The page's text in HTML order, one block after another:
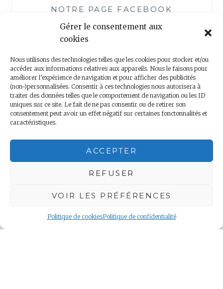
Gérer le consentement aux
cookies
Nous utilisons des technologies telles que les cookies pour stocker et/ou
accéder aux informations relatives aux appareils. Nous le faisons pour
améliorer l’expérience de navigation et pour afficher des publicités
(non-)personnalisées. Consentir à ces technologies nous autorisera à
traiter des données telles que le comportement de navigation ou les ID
uniques sur ce site. Le fait de ne pas consentir ou de retirer son
consentement peut avoir un effet négatif sur certaines fonctonnalités et
caractéristiques.
ACCEPTER
REFUSER
VOIR LES PRÉFÉRENCES
Politique de cookiesPolitique de confidentialité
NOTRE PAGE FACEBOOK
Notre page Facebook
Cliquez pour accepter les
cookies marketing et activer
ce contenu